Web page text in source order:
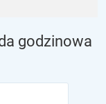
godzinowa